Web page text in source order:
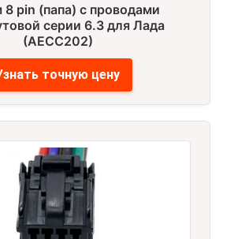
8 pin (папа) с проводами
серии 6.3 для Лада
(AECC202)
точную цену